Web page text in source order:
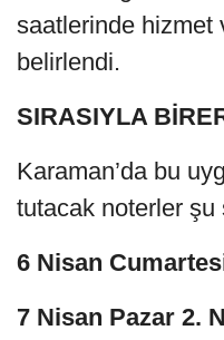
saatlerinde hizmet
belirlendi.
SIRASIYLA
Karaman’da bu
tutacak noterler şu
6 Nisan
7 Nisan Pazar 2.